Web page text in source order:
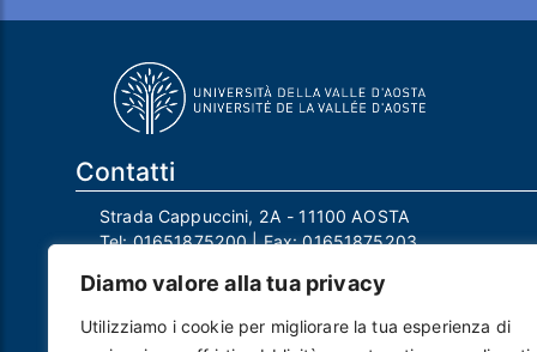
Diamo valore alla tua privacy
Utilizziamo i cookie per migliorare la tua esperienza di
Contatti
Strada Cappuccini, 2A - 11100 AOSTA
Tel:01651875200| Fax:01651875203
Mail Responsabile Protezione dei Dati:
rpd@univda.it
Posta certificata:protocollo@pec.univda.it